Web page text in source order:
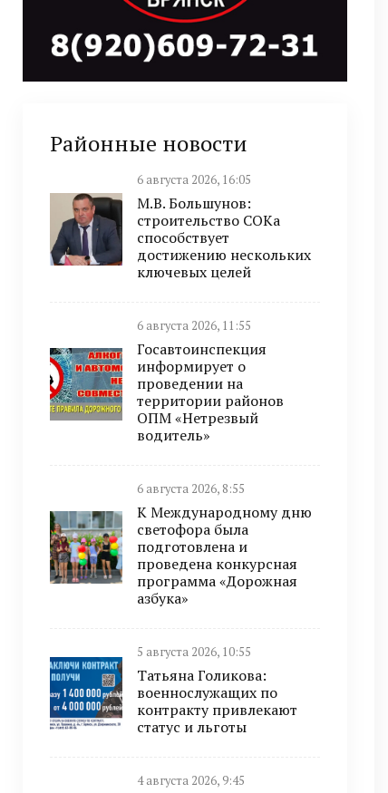
Районные новости
6 августа 2026, 16:05
М.В. Большунов:
строительство СОКа
способствует
достижению нескольких
ключевых целей
6 августа 2026, 11:55
Госавтоинспекция
информирует о
проведении на
территории районов
ОПМ «Нетрезвый
водитель»
6 августа 2026, 8:55
К Международному дню
светофора была
подготовлена и
проведена конкурсная
программа «Дорожная
азбука»
5 августа 2026, 10:55
Татьяна Голикова:
военнослужащих по
контракту привлекают
статус и льготы
4 августа 2026, 9:45